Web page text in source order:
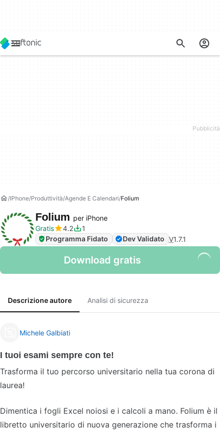
IPhone Produttività Agende E Calendari Folium
Folium per iPhone
Gratis
4.2
1
Programma Fidato
Dev Validato V1.7.1
Download gratis
Descrizione autore Analisi di sicurezza
Michele Galbiati
I tuoi esami sempre con te!
Trasforma il tuo percorso universitario nella tua corona di
laurea!
Dimentica i fogli Excel noiosi e i calcoli a mano. Folium è il
libretto universitario di nuova generazione che trasforma i